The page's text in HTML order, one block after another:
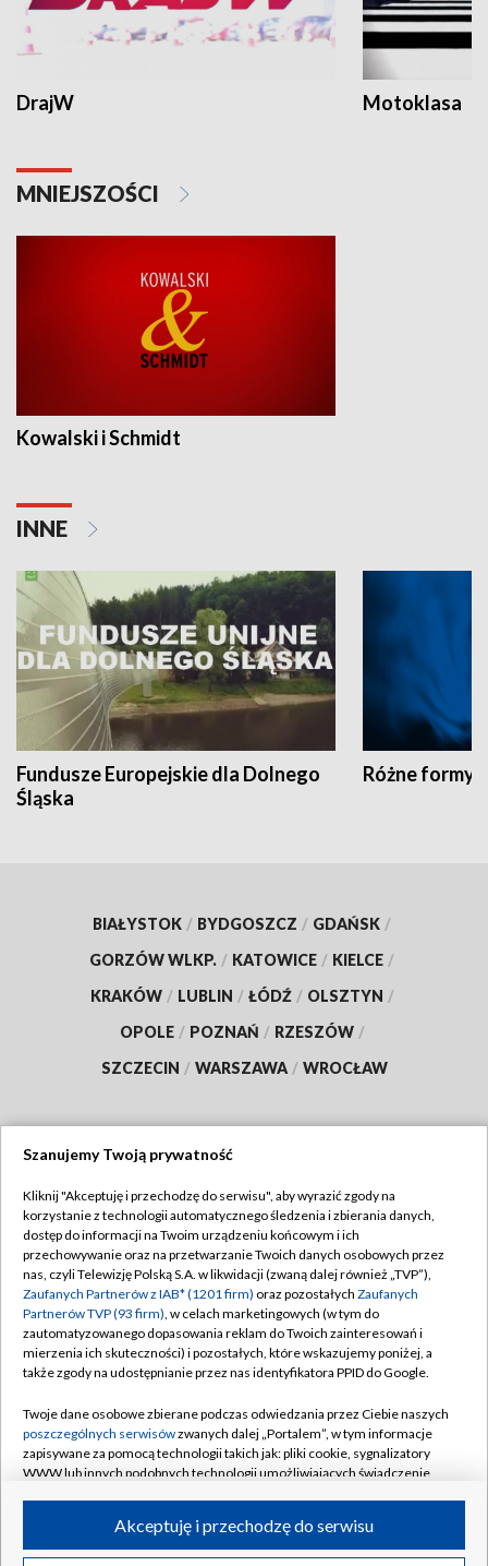
DrajW Motoklasa
MNIEJSZOŚCI
Kowalski i Schmidt
INNE
Fundusze Europejskie dla Dolnego
Śląska
Różne formy
BIAŁYSTOK / BYDGOSZCZ / GDAŃSK /
GORZÓW WLKP. / KATOWICE / KIELCE /
KRAKÓW / LUBLIN / ŁÓDŹ / OLSZTYN /
OPOLE / POZNAŃ / RZESZÓW /
SZCZECIN / WARSZAWA / WROCŁAW
TVP
Abonament TVP
Emisja w TVP
Centrum informacji TVP
Naziemna Telewizja Cyfrowa
Rada Programowa
System NOS
Informacje o nadawcy
Program dla prasy
Regulamin TVP
Polityka prywatności
Moje zgody
Pomoc
Kontakt
Kanały
©2026 Telewizja Polska S.A. w likwidacji
Szanujemy Twoją prywatność
Kliknij "Akceptuję i przechodzę do serwisu", aby wyrazić zgody na
korzystanie z technologii automatycznego śledzenia i zbierania danych,
dostęp do informacji na Twoim urządzeniu końcowym i ich
przechowywanie oraz na przetwarzanie Twoich danych osobowych przez
nas, czyli Telewizję Polską S.A. w likwidacji (zwaną dalej również „TVP”),
Zaufanych Partnerów z IAB* (1201 firm) oraz pozostałych Zaufanych
Partnerów TVP (93 firm), w celach marketingowych (w tym do
zautomatyzowanego dopasowania reklam do Twoich zainteresowań i
mierzenia ich skuteczności) i pozostałych, które wskazujemy poniżej, a
także zgody na udostępnianie przez nas identyfikatora PPID do Google.
Twoje dane osobowe zbierane podczas odwiedzania przez Ciebie naszych
poszczególnych serwisówzwanych dalej „Portalem”, w tym informacje
zapisywane za pomocą technologii takich jak: pliki cookie, sygnalizatory
WWW lub innych podobnych technologii umożliwiających świadczenie
ruchu w Internecie.Akceptuję i przechodzę do serwisu